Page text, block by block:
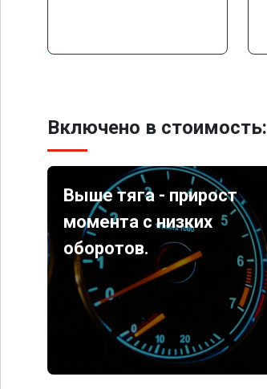
Включено в стоимость:
Выше тяга - прирост
момента с низких
оборотов.